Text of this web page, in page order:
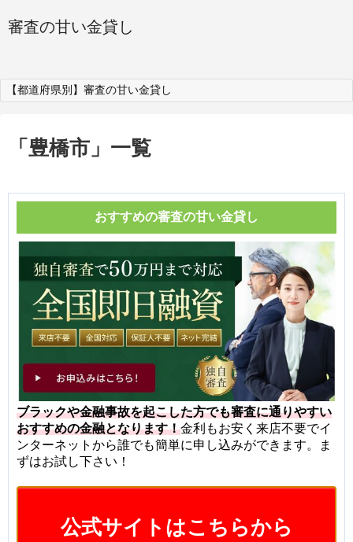
審査の甘い金貸し
【都道府県別】審査の甘い金貸し
「 豊橋市 」 一覧
おすすめの審査の甘い金貸し
ブラックや金融事故を起こした方でも審査に通りやすい
おすすめの金融となります！金利もお安く来店不要でイ
ンターネットから誰でも簡単に申し込みができます。ま
ずはお試し下さい！
公式サイトはこちらから